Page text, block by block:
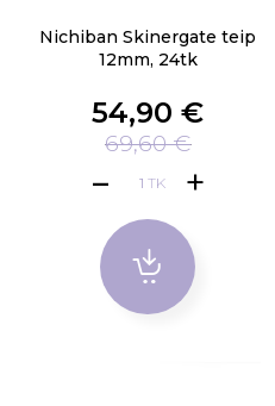
Nichiban Skinergate teip
12mm, 24tk
54,90 €
69,60 €
TK